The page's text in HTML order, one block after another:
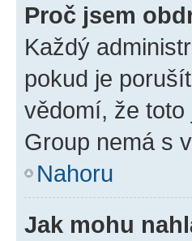
Proč jsem
Každý
pokud je
vědomí, že toto
Group nemá s
Nahoru
Jak mohu